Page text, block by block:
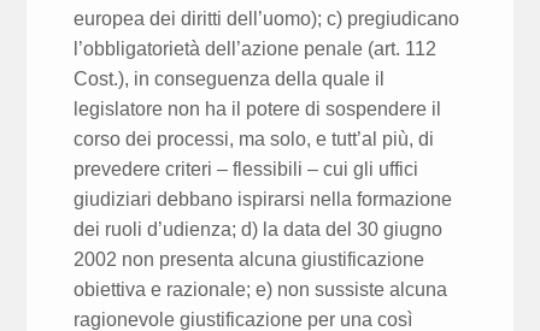
europea dei diritti dell’uomo); c) pregiudicano
l’obbligatorietà dell’azione penale (art. 112
Cost.), in conseguenza della quale il
legislatore non ha il potere di sospendere il
corso dei processi, ma solo, e tutt’al più, di
prevedere criteri – flessibili – cui gli uffici
giudiziari debbano ispirarsi nella formazione
dei ruoli d’udienza; d) la data del 30 giugno
2002 non presenta alcuna giustificazione
obiettiva e razionale; e) non sussiste alcuna
ragionevole giustificazione per una così